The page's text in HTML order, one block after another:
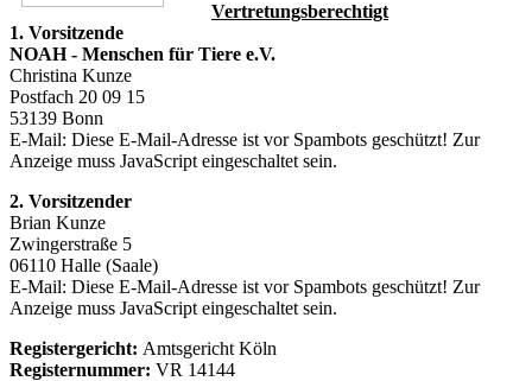
Vertretungsberechtigt
1. Vorsitzende
NOAH - Menschen für Tiere e.V.
Christina Kunze
Postfach 20 09 15
53139 Bonn
E-Mail: Diese E-Mail-Adresse ist vor Spambots geschützt! Zur
Anzeige muss JavaScript eingeschaltet sein.
2. Vorsitzender
Brian Kunze
Zwingerstraße 5
06110 Halle (Saale)
E-Mail: Diese E-Mail-Adresse ist vor Spambots geschützt! Zur
Anzeige muss JavaScript eingeschaltet sein.
Registergericht: Amtsgericht Köln
Registernummer: VR 14144